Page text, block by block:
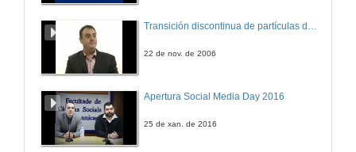
22 de nov. de 2006
Apertura Social Media Day 2016
25 de xan. de 2016